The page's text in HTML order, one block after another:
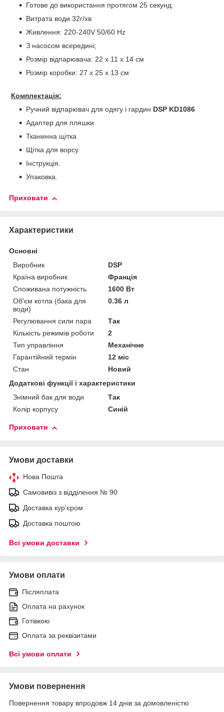
Готове до використання протягом 25 секунд.
Витрата води 32г/хв
Живлення: 220-240V 50/60 Hz
З насосом всередині;
Розмір відпарювача: 22 х 11 х 14 см
Розмір коробки: 27 х 25 х 13 см
.Комплектація:
Ручний відпарювач для одягу і гардин DSP KD1086
Адаптер для пляшки
Тканинна щітка
Щітка для ворсу
Інструкція.
Упаковка.
Приховати
Характеристики
Основні
Виробник
DSP
Країна виробник
Франція
Споживана потужність
1600 Вт
Об'єм котла (бака для
води)
0.36 л
Регулювання сили пара
Так
Кількість режимів роботи
2
Тип управління
Механічне
Гарантійний термін
12 міс
Стан
Новий
Додаткові функції і характеристики
Знімний бак для води
Так
Колір корпусу
Синій
Приховати
Умови доставки
Нова Пошта
Самовивіз з відділення № 90
Доставка кур'єром
Доставка поштою
Всі умови доставки
Умови оплати
Післяплата
Оплата на рахунок
Готівкою
Оплата за реквізитами
Всі умови оплати
Умови повернення
Повернення товару впродовж 14 днів за домовленістю